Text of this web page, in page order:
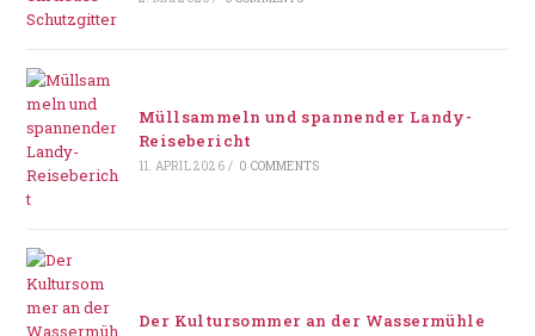
Müllsammeln und spannender Landy-
Reisebericht
11. APRIL 2026 / 0 COMMENTS
Der Kultursommer an der Wassermühle